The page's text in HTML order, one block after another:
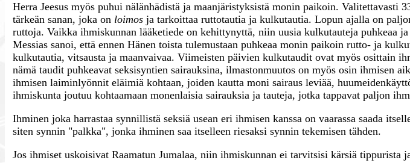
Herra Jeesus myös puhui nälänhädistä ja maanjäristyksistä monin paikoin. Valitettavasti
tärkeän sanan, joka on loimos ja tarkoittaa ruttotautia ja kulkutautia. Lopun ajalla on
ruttoja. Vaikka ihmiskunnan lääketiede on kehittynyttä, niin uusia kulkutauteja puhkeaa
Messias sanoi, että ennen Hänen toista tulemustaan puhkeaa monin paikoin rutto- ja
kulkutautia, vitsausta ja maanvaivaa. Viimeisten päivien kulkutaudit ovat myös osittain
nämä taudit puhkeavat seksisyntien sairauksina, ilmastonmuutos on myös osin ihmisen
ihmisen laiminlyönnit eläimiä kohtaan, joiden kautta moni sairaus leviää,
ihmiskunta joutuu kohtaamaan monenlaisia sairauksia ja tauteja, jotka tappavat paljon
Ihminen joka harrastaa synnillistä seksiä usean eri ihmisen kanssa on vaarassa saada
siten synnin "palkka", jonka ihminen saa itselleen riesaksi synnin tekemisen tähden.
Jos ihmiset uskoisivat Raamatun Jumalaa, niin ihmiskunnan ei tarvitsisi kärsiä tippurista